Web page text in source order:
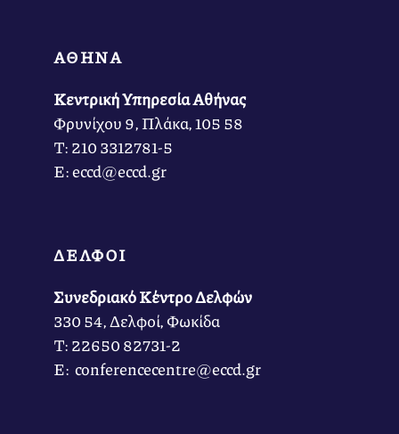
ΑΘΗΝΑ
Κεντρική Υπηρεσία Αθήνας
Φρυνίχου 9, Πλάκα, 105 58
Τ: 210 3312781-5
Ε: eccd@eccd.gr
ΔΕΛΦΟΙ
Συνεδριακό Κέντρο Δελφών
330 54, Δελφοί, Φωκίδα
Τ: 22650 82731-2
Ε: conferencecentre@eccd.gr